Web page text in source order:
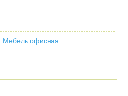
Мебель офисная